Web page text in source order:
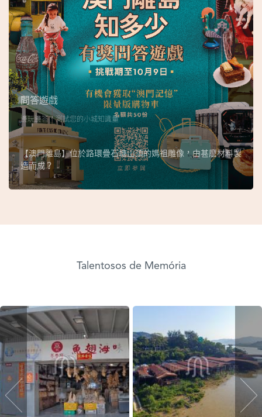
吳
榮
恪
問答遊戲
邊玩邊答，測試您的小城知識量
【澳門離島】位於路環疊石塘山頂的媽祖雕像，由甚麽材料製
造而成？
Talentosos de Memória